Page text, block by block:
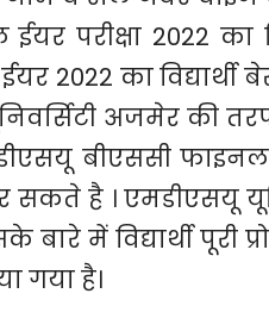
परीक्षा 2022 का
2022 का विद्यार्थी
अजमेर की
बीएससी
सकते है । एमडीएसयू
में विद्यार्थी पूरी
गया है।